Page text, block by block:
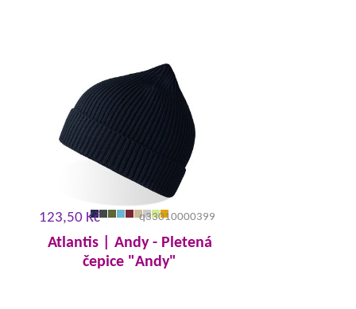
123,50 Kč q33010000399
Atlantis | Andy - Pletená
čepice "Andy"